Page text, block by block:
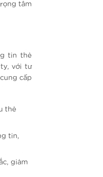
tâm
tin thẻ
với tư
cấp
thẻ
tin,
giảm